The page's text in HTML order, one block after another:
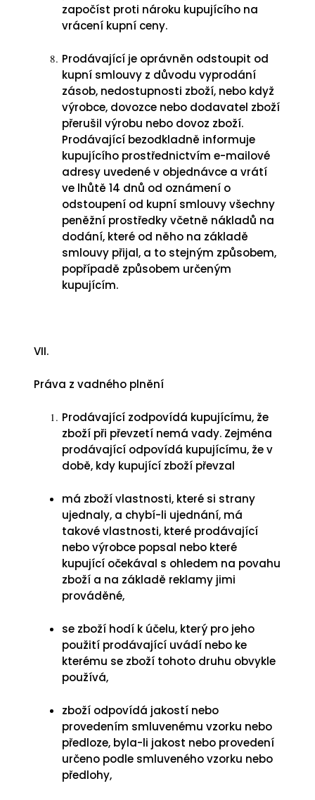
započíst proti nároku kupujícího na
vrácení kupní ceny.
Prodávající je oprávněn odstoupit od
kupní smlouvy z důvodu vyprodání
zásob, nedostupnosti zboží, nebo když
výrobce, dovozce nebo dodavatel zboží
přerušil výrobu nebo dovoz zboží.
Prodávající bezodkladně informuje
kupujícího prostřednictvím e-mailové
adresy uvedené v objednávce a vrátí
ve lhůtě 14 dnů od oznámení o
odstoupení od kupní smlouvy všechny
peněžní prostředky včetně nákladů na
dodání, které od něho na základě
smlouvy přijal, a to stejným způsobem,
popřípadě způsobem určeným
kupujícím.
VII.
Práva z vadného plnění
Prodávající zodpovídá kupujícímu, že
zboží při převzetí nemá vady. Zejména
prodávající odpovídá kupujícímu, že v
době, kdy kupující zboží převzal
má zboží vlastnosti, které si strany
ujednaly, a chybí-li ujednání, má
takové vlastnosti, které prodávající
nebo výrobce popsal nebo které
kupující očekával s ohledem na povahu
zboží a na základě reklamy jimi
prováděné,
se zboží hodí k účelu, který pro jeho
použití prodávající uvádí nebo ke
kterému se zboží tohoto druhu obvykle
používá,
zboží odpovídá jakostí nebo
provedením smluvenému vzorku nebo
předloze, byla-li jakost nebo provedení
určeno podle smluveného vzorku nebo
předlohy,